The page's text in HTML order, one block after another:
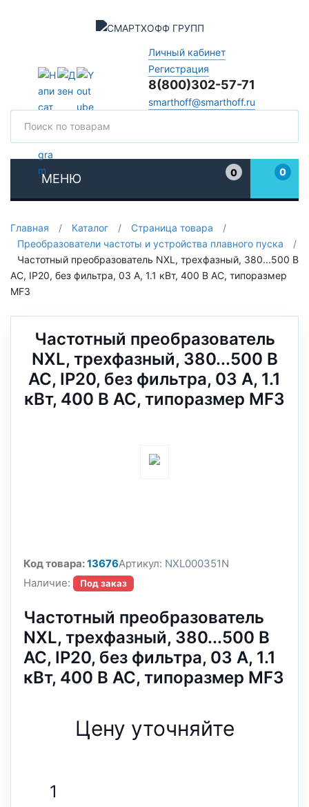
Личный кабинет
Регистрация
8(800)302-57-71
smarthoff@smarthoff.ru
МЕНЮ
0
0
Главная / Каталог / Страница товара
/
Преобразователи частоты и устройства плавного пуска
/
Частотный преобразователь NXL, трехфазный, 380...500 В
АС, IP20, без фильтра, 03 A, 1.1 кВт, 400 В AC, типоразмер
MF3
Частотный преобразователь
NXL, трехфазный, 380...500 В
АС, IP20, без фильтра, 03 A, 1.1
кВт, 400 В AC, типоразмер MF3
Код товара:13676Артикул: NXL000351N
Наличие:
Под заказ
Частотный преобразователь
NXL, трехфазный, 380...500 В
АС, IP20, без фильтра, 03 A, 1.1
кВт, 400 В AC, типоразмер MF3
Цену уточняйте